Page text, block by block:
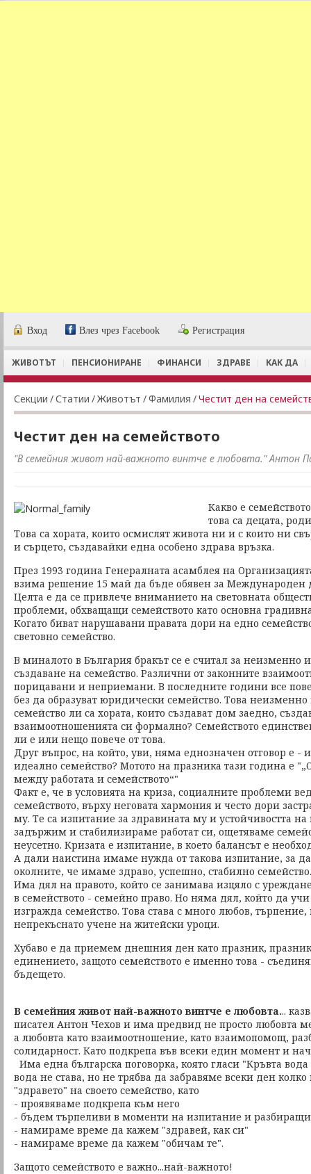
Вход Влез чрез Facebook Регистрация
ЖИВОТЪТ ПЕНСИОНИРАНЕ ФИНАНСИ ЗДРАВЕ КАК ДА
Секции /Статии /Животът /Фамилия /Честит ден на
Честит ден на семейството
"В семейния живот най-важното винтче е любовта." Антон
Какво е
това са децата,
Това са хората, които осмислят живота ни и с които ни
и сърцето, създавайки една особено здрава връзка.
През 1993 година Генералната асамблея на
взима решение 15 май да бъде обявен за Международен
Целта е да се привлече вниманието на световната
проблеми, обхващащи семейството като основна
Когато биват нарушавани правата дори на едно
световно семейство.
В миналото в България бракът се е считал за неизменно
създаване на семейство. Различни от законните
порицавани и неприемани. В последните години все
без да образуват юридически семейство. Това
семейство ли са хората, които създават дом заедно,
взаимоотношенията си формално? Семейството
ли е или нещо повече от това.
Друг въпрос, на който, уви, няма еднозначен отговор е -
идеално семейство? Мотото на празника тази година е
между работата и семейството“"
Факт е, че в условията на криза, социалните проблеми
семейството, върху неговата хармония и често дори
му. Те са изпитание за здравината му и устойчивостта на
задържим и стабилизираме работат си, ощетяваме
неусетно. Кризата е изпитание, в което балансът е
А дали наистина имаме нужда от такова изпитание, за
околните, че имаме здраво, успешно, стабилно семейство.
Има дял на правото, който се занимава изцяло с
в семейството - семейно право. Но няма дял, който да учи
изгражда семейство. Това става с много любов,
непрекъснато учене на житейски уроци.
Хубаво е да приемем днешния ден като празник,
единението, защото семейството е именно това -
бъдещето.
В семейния живот най-важното винтче е любовта...
писател Антон Чехов и има предвид не просто любовта
а любовта като взаимоотношение, като взаимопомощ,
солидарност. Като подкрепа във всеки един момент и
Има една българска поговорка, която гласи "Кръвта
вода не става, но не трябва да забравяме всеки ден
"здравето" на своето семейство, като
- проявяваме подкрепа към него
- бъдем търпеливи в моменти на изпитание и
- намираме време да кажем "здравей, как си"
- намираме време да кажем "обичам те".
Защото семейството е важно...най-важното!